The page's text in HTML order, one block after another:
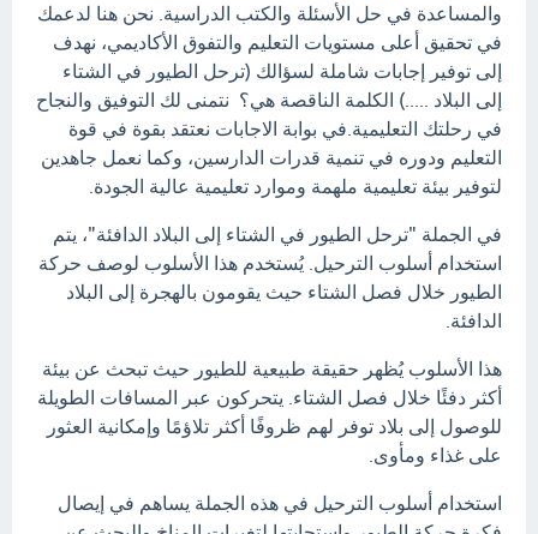
والمساعدة في حل الأسئلة والكتب الدراسية. نحن هنا لدعمك
في تحقيق أعلى مستويات التعليم والتفوق الأكاديمي، نهدف
إلى توفير إجابات شاملة لسؤالك (ترحل الطيور في الشتاء
إلى البلاد .....) الكلمة الناقصة هي؟ نتمنى لك التوفيق والنجاح
في رحلتك التعليمية.في بوابة الاجابات نعتقد بقوة في قوة
التعليم ودوره في تنمية قدرات الدارسين، وكما نعمل جاهدين
لتوفير بيئة تعليمية ملهمة وموارد تعليمية عالية الجودة.
في الجملة "ترحل الطيور في الشتاء إلى البلاد الدافئة"، يتم
استخدام أسلوب الترحيل. يُستخدم هذا الأسلوب لوصف حركة
الطيور خلال فصل الشتاء حيث يقومون بالهجرة إلى البلاد
الدافئة.
هذا الأسلوب يُظهر حقيقة طبيعية للطيور حيث تبحث عن بيئة
أكثر دفئًا خلال فصل الشتاء. يتحركون عبر المسافات الطويلة
للوصول إلى بلاد توفر لهم ظروفًا أكثر تلاؤمًا وإمكانية العثور
على غذاء ومأوى.
استخدام أسلوب الترحيل في هذه الجملة يساهم في إيصال